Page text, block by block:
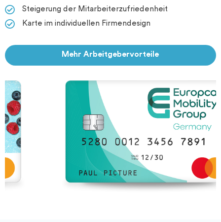
Steigerung der Mitarbeiterzufriedenheit
Karte im individuellen Firmendesign
Mehr Arbeitgebervorteile